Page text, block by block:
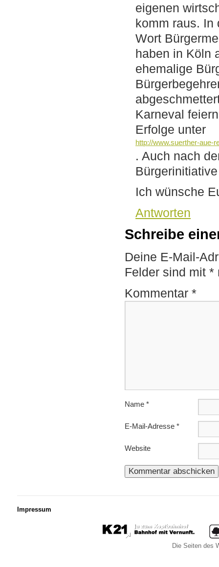
eigenen
komm raus. In
Wort
haben in Köln
ehemalige
Karneval
Erfolge unter
http://www.suerther-aue-
. Auch nach
Ich wünsche
Antworten
Schreibe
Deine E-Mail-
Felder sind mit *
Kommentar *
Name *
E-Mail-Adresse *
Website
Impressum
Die Seiten des